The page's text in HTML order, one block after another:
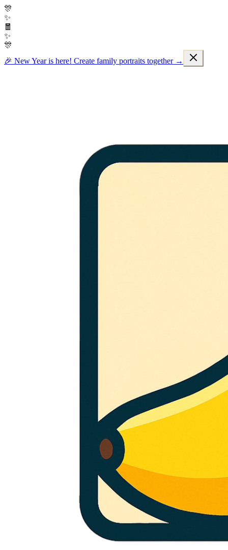
🎊
✨
🧧
✨
🎊
🎉 New Year is here! Create family portraits together →